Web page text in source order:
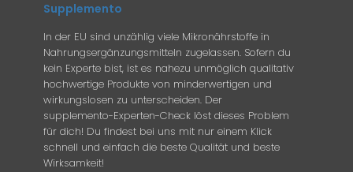
Supplemento
In der EU sind unzählig viele Mikronährstoffe in
Nahrungsergänzungsmitteln zugelassen. Sofern du
kein Experte bist, ist es nahezu unmöglich qualitativ
hochwertige Produkte von minderwertigen und
wirkungslosen zu unterscheiden. Der
supplemento-Experten-Check löst dieses Problem
für dich! Du findest bei uns mit nur einem Klick
schnell und einfach die beste Qualität und beste
Wirksamkeit!